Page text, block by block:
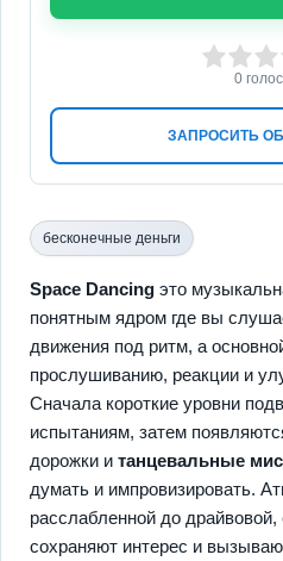
ЗАПРОСИТЬ
3 4 5
0
бесконечные деньги
Space Dancing это
понятным ядром где вы
движения под ритм, а
прослушиванию, реакции и
Сначала короткие уровни
испытаниям, затем
дорожки и танцевальные
думать и импровизировать.
расслабленной до
сохраняют интерес и